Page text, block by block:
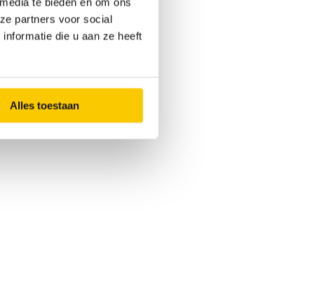
partners voor social
die u aan ze heeft
Alles toestaan